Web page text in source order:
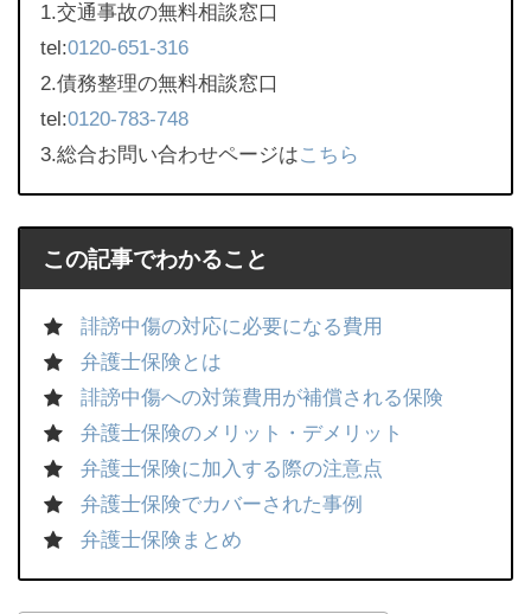
1.交通事故の無料相談窓口
tel:0120-651-316
2.債務整理の無料相談窓口
tel:0120-783-748
3.総合お問い合わせページはこちら
この記事でわかること
誹謗中傷の対応に必要になる費用
弁護士保険とは
誹謗中傷への対策費用が補償される保険
弁護士保険のメリット・デメリット
弁護士保険に加入する際の注意点
弁護士保険でカバーされた事例
弁護士保険まとめ